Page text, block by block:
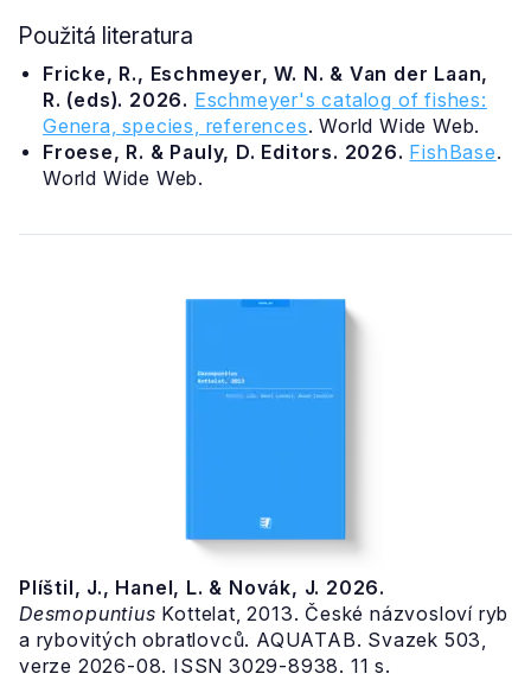
Použitá literatura
Fricke, R., Eschmeyer, W. N. & Van der Laan,
R. (eds). 2026. Eschmeyer's catalog of fishes:
Genera, species, references. World Wide Web.
Froese, R. & Pauly, D. Editors. 2026. FishBase.
World Wide Web.
Plíštil, J., Hanel, L. & Novák, J. 2026.
Desmopuntius Kottelat, 2013. České názvosloví ryb
a rybovitých obratlovců. AQUATAB. Svazek 503,
verze 2026-08. ISSN 3029-8938. 11 s.